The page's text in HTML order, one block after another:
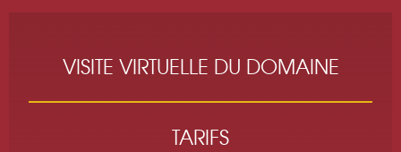
VISITE VIRTUELLE DU DOMAINE
TARIFS